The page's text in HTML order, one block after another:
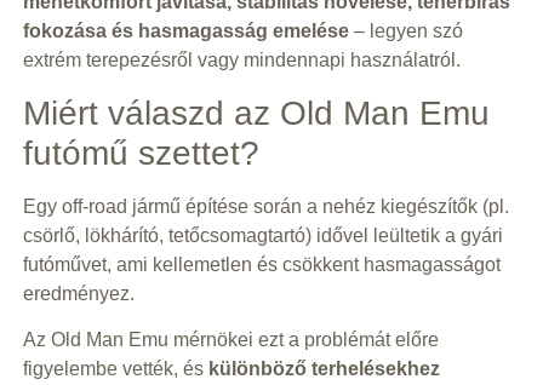
fokozása és hasmagasság emelése– legyen szó
extrém terepezésről vagy mindennapi használatról.
Miért válaszd az Old Man Emu
futómű szettet?
Egy off-road jármű építése során a nehéz kiegészítők (pl.
csörlő, lökhárító, tetőcsomagtartó) idővel leültetik a gyári
futóművet, ami kellemetlen és csökkent hasmagasságot
eredményez.
Az Old Man Emu mérnökei ezt a problémát előre
figyelembe vették, és különböző terhelésekhez